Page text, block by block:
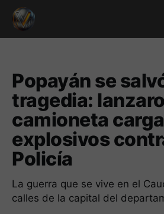
Popayán se
tragedia:
camioneta
explosivos
Policía
La guerra que se vive en el
calles de la capital del